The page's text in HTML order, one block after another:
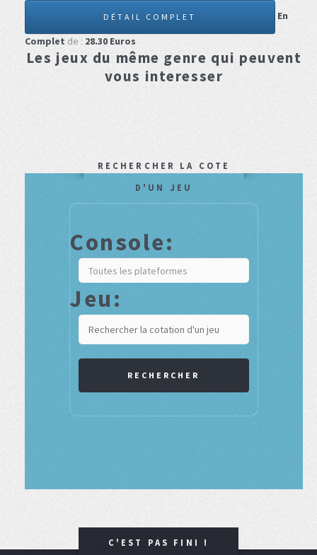
DÉTAIL COMPLET
En
Complet de : 28.30 Euros
Les jeux du même genre qui peuvent
vous interesser
RECHERCHER LA COTE
D'UN JEU
Console:
Jeu:
RECHERCHER
C'EST PAS FINI !